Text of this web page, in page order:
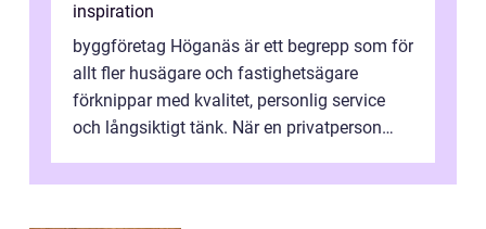
inspiration
byggföretag Höganäs är ett begrepp som för
allt fler husägare och fastighetsägare
förknippar med kvalitet, personlig service
och långsiktigt tänk. När en privatperson